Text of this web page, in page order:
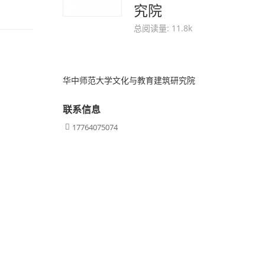
究院
总阅读量: 11.8k
华中师范大学文化与教育建筑研究院
联系信息
 17764075074